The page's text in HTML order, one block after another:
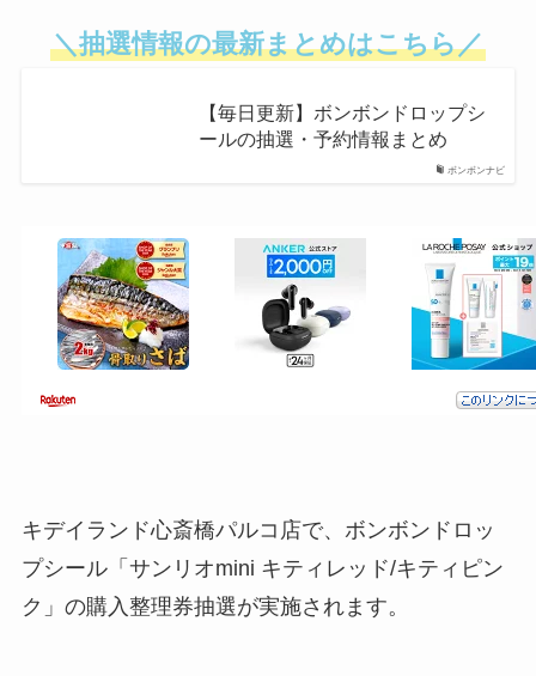
＼抽選情報の最新まとめはこちら／
ボンボンナビ
【毎日更新】ボンボンドロップシ
ールの抽選・予約情報まとめ
キデイランド心斎橋パルコ店で、ボンボンドロッ
プシール「サンリオmini キティレッド/キティピン
ク」の購入整理券抽選が実施されます。